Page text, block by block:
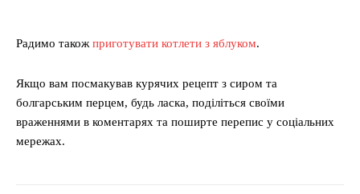
Радимо також приготувати котлети з яблуком.
Якщо вам посмакував курячих рецепт з сиром та
болгарським перцем, будь ласка, поділіться своїми
враженнями в коментарях та поширте перепис у соціальних
мережах.